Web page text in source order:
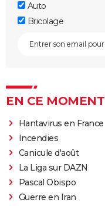
Auto
Bricolage
EN CE MOMENT
Hantavirus en France
Incendies
Canicule d'août
La Liga sur DAZN
Pascal Obispo
Guerre en Iran